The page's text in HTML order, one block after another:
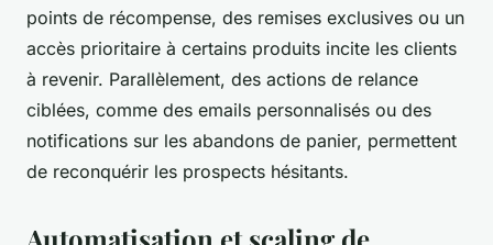
points de récompense, des remises exclusives ou un
accès prioritaire à certains produits incite les clients
à revenir. Parallèlement, des actions de relance
ciblées, comme des emails personnalisés ou des
notifications sur les abandons de panier, permettent
de reconquérir les prospects hésitants.